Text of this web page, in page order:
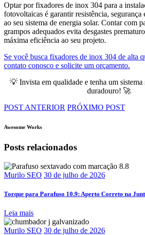
Optar por fixadores de inox 304 para a
fotovoltaicas é garantir resistência,
ao seu sistema de energia solar. Contar com
grampos adequados evita desgastes
máxima eficiência ao seu projeto.
Se você busca fixadores de inox 304 de alta
contato conosco e solicite um orçamento.
💡 Invista em qualidade e tenha um
duradouro! 🚀
POST ANTERIOR PRÓXIMO POST
Awesome Works
Posts relacionados
Murilo SEO 30 de julho de 2026
Torque para Parafuso 10.9: Aperto Correto na
Leia mais
Murilo SEO 30 de julho de 2026